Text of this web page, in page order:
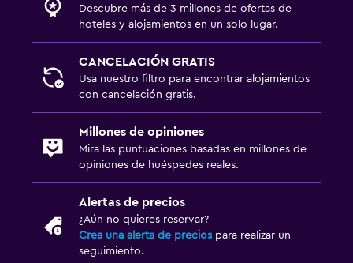
Descubre más de 3 millones de ofertas de
hoteles y alojamientos en un solo lugar.
CANCELACIÓN GRATIS
Usa nuestro filtro para encontrar alojamientos
con cancelación gratis.
Millones de opiniones
Mira las puntuaciones basadas en millones de
opiniones de huéspedes reales.
Alertas de precios
¿Aún no quieres reservar?
Crea una alerta de precios para realizar un
seguimiento.